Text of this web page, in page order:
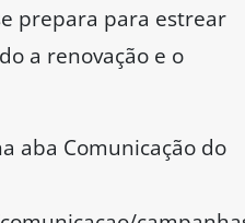
prepara para estrear
a renovação e o
aba Comunicação do